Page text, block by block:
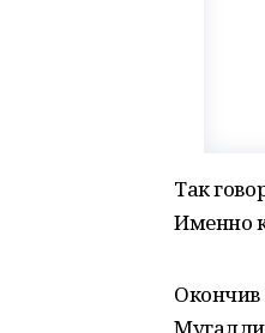
Так
Именно
Окончив